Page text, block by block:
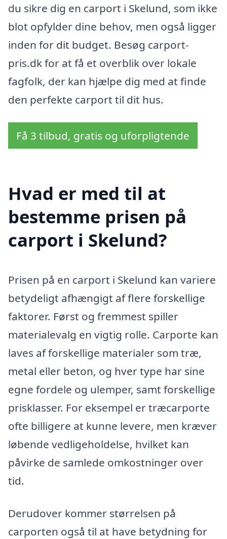
du sikre dig en carport i Skelund, som ikke
blot opfylder dine behov, men også ligger
inden for dit budget. Besøg carport-
pris.dk for at få et overblik over lokale
fagfolk, der kan hjælpe dig med at finde
den perfekte carport til dit hus.
Få 3 tilbud, gratis og uforpligtende
Hvad er med til at
bestemme prisen på
carport i Skelund?
Prisen på en carport i Skelund kan variere
betydeligt afhængigt af flere forskellige
faktorer. Først og fremmest spiller
materialevalg en vigtig rolle. Carporte kan
laves af forskellige materialer som træ,
metal eller beton, og hver type har sine
egne fordele og ulemper, samt forskellige
prisklasser. For eksempel er træcarporte
ofte billigere at kunne levere, men kræver
løbende vedligeholdelse, hvilket kan
påvirke de samlede omkostninger over
tid.
Derudover kommer størrelsen på
carporten også til at have betydning for